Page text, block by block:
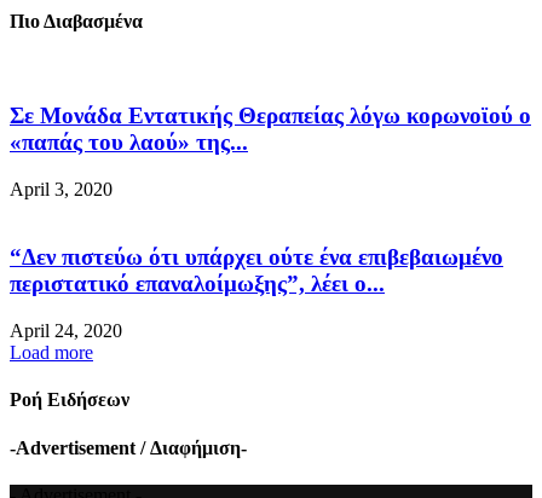
Πιο Διαβασμένα
Σε Μονάδα Εντατικής Θεραπείας λόγω κορωνοϊού ο
«παπάς του λαού» της...
April 3, 2020
“Δεν πιστεύω ότι υπάρχει ούτε ένα επιβεβαιωμένο
περιστατικό επαναλοίμωξης”, λέει ο...
April 24, 2020
Load more
Ροή Ειδήσεων
-Advertisement / Διαφήμιση-